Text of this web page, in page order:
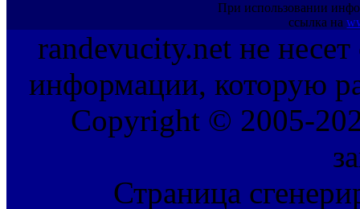
При использовании
ссылка на
randevucity.net не несет
информации, которую
Copyright © 2005-
Страница